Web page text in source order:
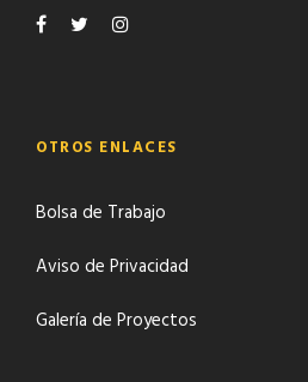
OTROS ENLACES
Bolsa de Trabajo
Aviso de Privacidad
Galería de Proyectos